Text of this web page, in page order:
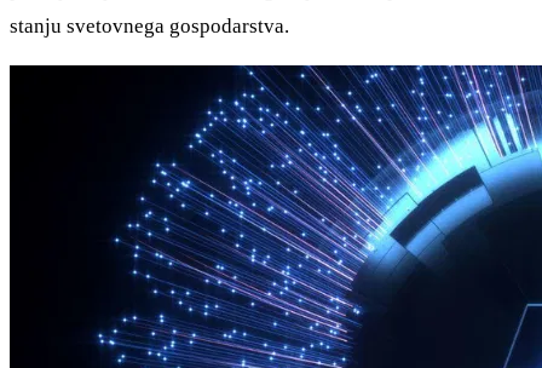
stanju svetovnega gospodarstva.